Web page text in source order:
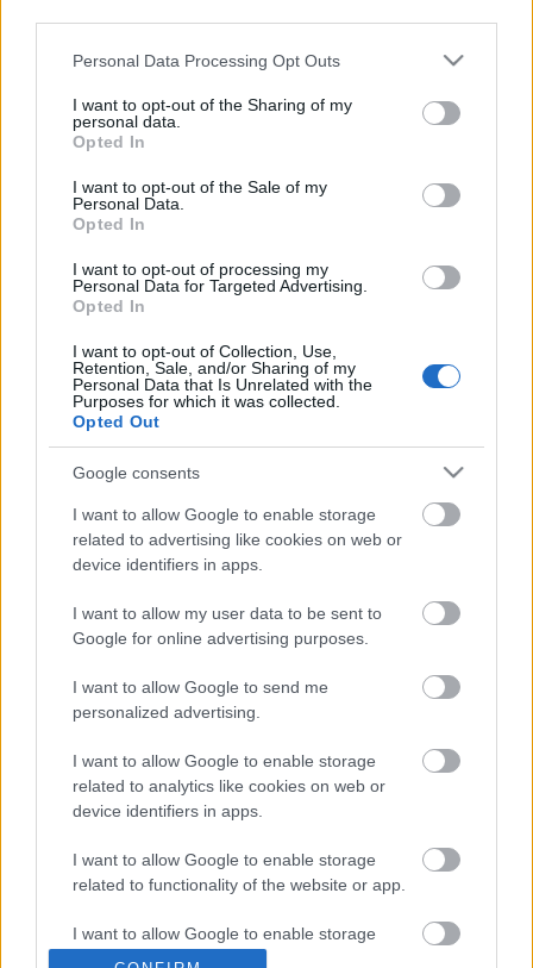
Please note that this website/app uses one or more Google
not limited to your visit or usage behaviour. You may click to
grant or deny consent to Google and its third-party tags to
use your data for below specified purposes in below Google
consent section.
Personal Data Processing Opt Outs
I want to opt-out of the Sharing of my
personal data.
Opted In
I want to opt-out of the Sale of my
Personal Data.
Opted In
I want to opt-out of processing my
Personal Data for Targeted Advertising.
Opted In
I want to opt-out of Collection, Use,
Retention, Sale, and/or Sharing of my
Personal Data that Is Unrelated with the
Purposes for which it was collected.
Opted Out
Google consents
I want to allow Google to enable storage
related to advertising like cookies on web or
device identifiers in apps.
I want to allow my user data to be sent to
Google for online advertising purposes.
I want to allow Google to send me
personalized advertising.
I want to allow Google to enable storage
related to analytics like cookies on web or
device identifiers in apps.
I want to allow Google to enable storage
related to functionality of the website or app.
I want to allow Google to enable storage
related to personalization.
befagyasztják. Nagy István agrárminiszter szerint a
bőven belefér az akciós keretükbe az, hogy most
társadalmi szolidaritással segítenek megfékezni az
Címkék:gazdaság kormány infláció szolidaritás
Ajánlott bejegyzések:
Nincsenek felkészülve [484.]
Amivel még ő sem tud megbirkózni [464.]